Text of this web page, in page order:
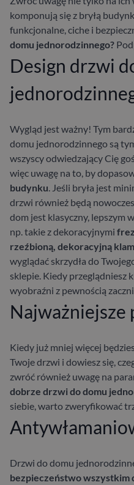
komponują się z bryłą
funkcjonalne, ciche i
domu jednorodzinnego?
Design drzwi
Wygląd jest ważny! Tym
domu jednorodzinnego są
wszyscy odwiedzający Cię
więc uwagę na to, by
budynku. Jeśli bryła jest
drzwi również będą
dom jest klasyczny, lepszym
np. takie z dekoracyjnymi
rzeźbioną, dekoracyjną
wyglądać skrzydła do
sklepie. Kiedy przeglądniesz
wyobraźni z pewnością
Najważniejsze
Kiedy już mniej więcej
Twoje drzwi i dowiesz się,
zwróć również uwagę na
dobrze drzwi do domu
siebie, warto zweryfikować
Drzwi do domu
bezpieczeństwo wszystkim